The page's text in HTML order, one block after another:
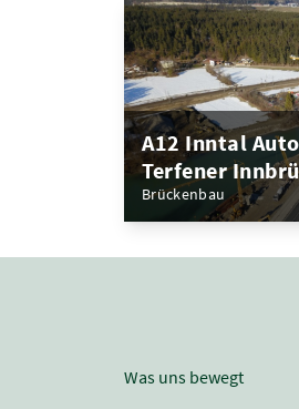
A12 Inntal
Terfener
Brückenbau
Was uns bewegt